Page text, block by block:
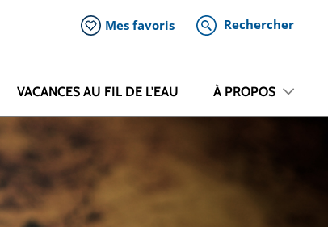
Mes favoris Rechercher
VACANCES AU FIL DE L'EAU À PROPOS